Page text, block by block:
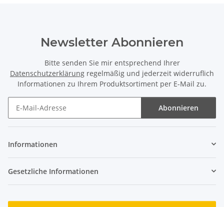
Newsletter Abonnieren
Bitte senden Sie mir entsprechend Ihrer
Datenschutzerklärung regelmäßig und jederzeit widerruflich
Informationen zu Ihrem Produktsortiment per E-Mail zu.
Abonnieren
Informationen
Gesetzliche Informationen